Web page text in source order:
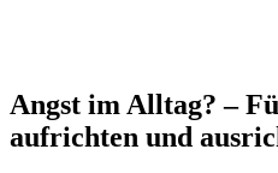
Angst im Alltag? –
aufrichten und